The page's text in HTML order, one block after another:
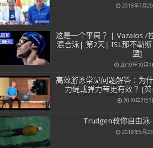
2018年7月20
这是一个平局？ | Vazaios /
混合泳| 第2天| ISL那不勒
盟]
2019年10月
高效游泳常见问题解答：为
力绳或弹力带更有效？ [
2010年2月3
Trudgen教你自由泳
2018年5月